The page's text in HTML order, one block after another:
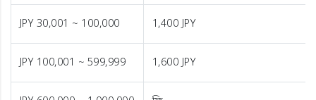
JPY 30,001 ~ 100,000 1,400 JPY
JPY 100,001 ~ 599,999 1,600 JPY